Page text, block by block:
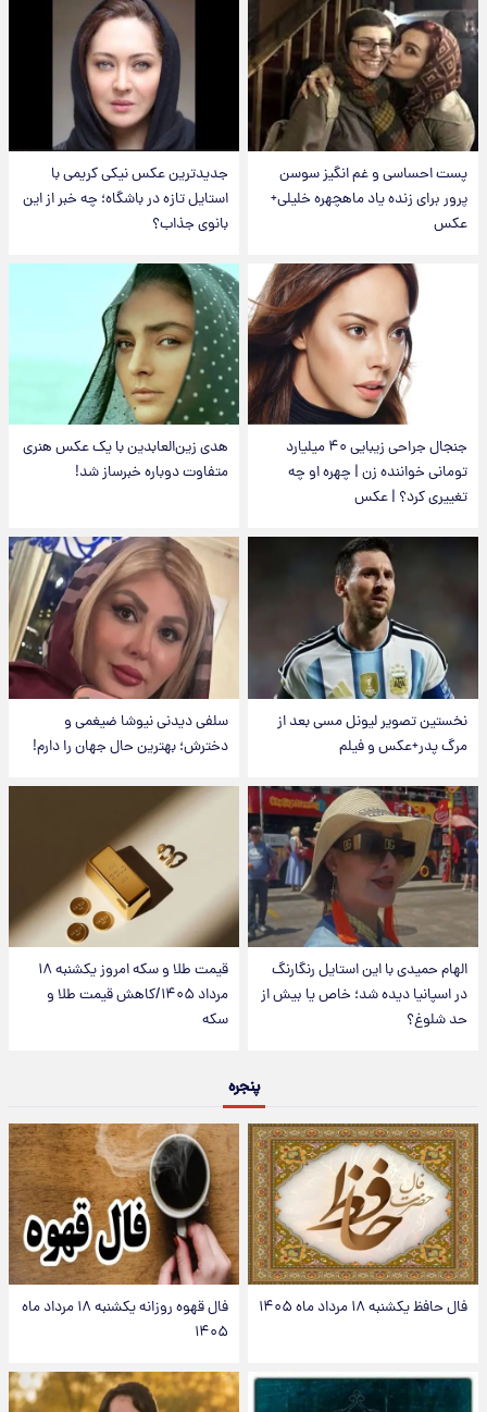
پست احساسی و غم انگیز سوسن
پرور برای زنده یاد ماهچهره خلیلی+
عکس
جدیدترین عکس نیکی کریمی با
استایل تازه در باشگاه؛ چه خبر از این
بانوی جذاب؟
جنجال جراحی زیبایی ۴۰ میلیارد
تومانی خواننده زن | چهره او چه
تغییری کرد؟ | عکس
هدی زین‌العابدین با یک عکس هنری
متفاوت دوباره خبرساز شد!
نخستین تصویر لیونل مسی بعد از
مرگ پدر+عکس و فیلم
سلفی دیدنی نیوشا ضیغمی و
دخترش؛ بهترین حال جهان را دارم!
الهام حمیدی با این استایل رنگارنگ
در اسپانیا دیده شد؛ خاص یا بیش از
حد شلوغ؟
قیمت طلا و سکه امروز یکشنبه ۱۸
مرداد ۱۴۰۵/کاهش قیمت طلا و
سکه
پنجره
فال حافظ یکشنبه ۱۸ مرداد ماه ۱۴۰۵
فال قهوه روزانه یکشنبه ۱۸ مرداد ماه
۱۴۰۵